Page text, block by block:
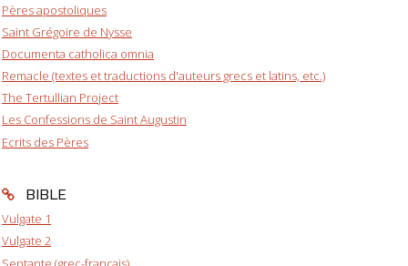
Pères apostoliques
Saint Grégoire de Nysse
Documenta catholica omnia
Remacle (textes et traductions d'auteurs grecs et latins, etc.)
The Tertullian Project
Les Confessions de Saint Augustin
Ecrits des Pères
BIBLE
Vulgate 1
Vulgate 2